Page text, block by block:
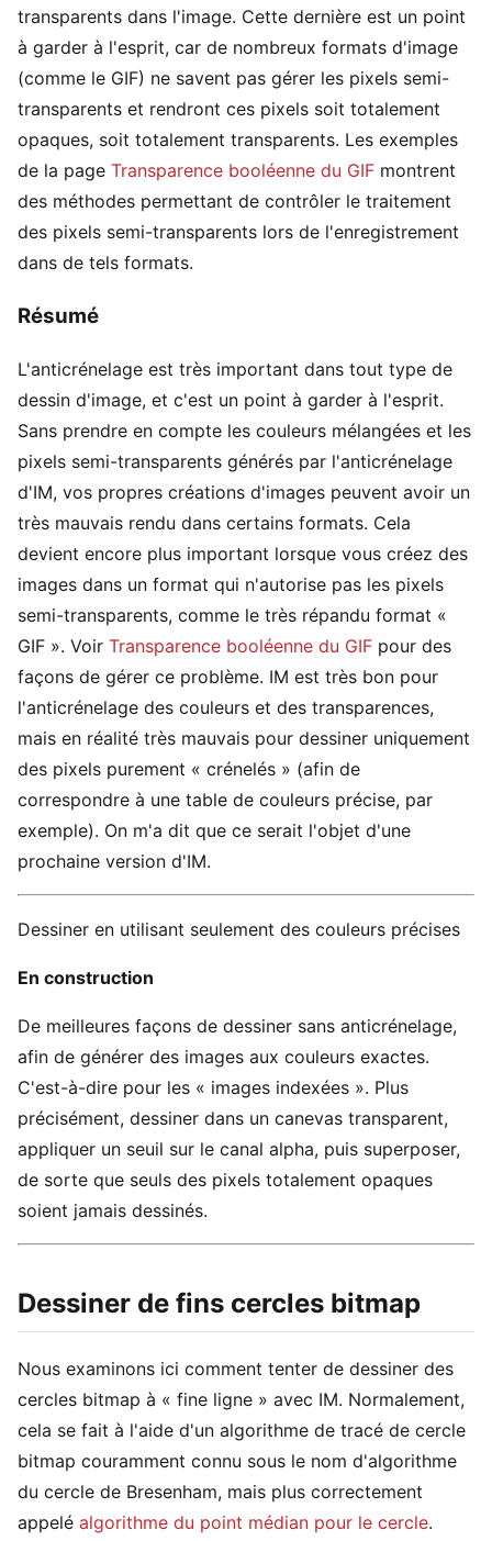
transparents dans l'image. Cette dernière est un point
à garder à l'esprit, car de nombreux formats d'image
(comme le GIF) ne savent pas gérer les pixels semi-
transparents et rendront ces pixels soit totalement
opaques, soit totalement transparents. Les exemples
de la page Transparence booléenne du GIF montrent
des méthodes permettant de contrôler le traitement
des pixels semi-transparents lors de l'enregistrement
dans de tels formats.
Résumé
L'anticrénelage est très important dans tout type de
dessin d'image, et c'est un point à garder à l'esprit.
Sans prendre en compte les couleurs mélangées et les
pixels semi-transparents générés par l'anticrénelage
d'IM, vos propres créations d'images peuvent avoir un
très mauvais rendu dans certains formats. Cela
devient encore plus important lorsque vous créez des
images dans un format qui n'autorise pas les pixels
semi-transparents, comme le très répandu format «
GIF ». Voir Transparence booléenne du GIF pour des
façons de gérer ce problème. IM est très bon pour
l'anticrénelage des couleurs et des transparences,
mais en réalité très mauvais pour dessiner uniquement
des pixels purement « crénelés » (afin de
correspondre à une table de couleurs précise, par
exemple). On m'a dit que ce serait l'objet d'une
prochaine version d'IM.
Dessiner en utilisant seulement des couleurs précises
En construction
De meilleures façons de dessiner sans anticrénelage,
afin de générer des images aux couleurs exactes.
C'est-à-dire pour les « images indexées ». Plus
précisément, dessiner dans un canevas transparent,
appliquer un seuil sur le canal alpha, puis superposer,
de sorte que seuls des pixels totalement opaques
soient jamais dessinés.
Dessiner de fins cercles bitmap
Nous examinons ici comment tenter de dessiner des
cercles bitmap à « fine ligne » avec IM. Normalement,
cela se fait à l'aide d'un algorithme de tracé de cercle
bitmap couramment connu sous le nom d'algorithme
du cercle de Bresenham, mais plus correctement
appelé algorithme du point médian pour le cercle.